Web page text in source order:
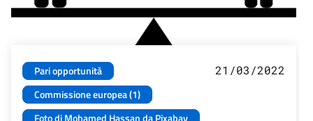
Pari opportunità
Commissione europea (1)
21/03/2022